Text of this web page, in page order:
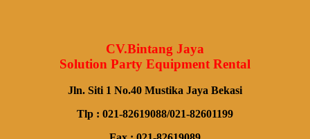
CV.Bintang Jaya
Solution Party Equipment Rental
Jln. Siti 1 No.40 Mustika Jaya Bekasi
Tlp : 021-82619088/021-82601199